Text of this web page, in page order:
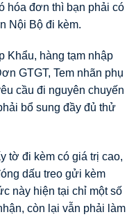
hóa đơn thì bạn phải có
Nội Bộ đi kèm.
Khẩu, hàng tạm nhập
GTGT, Tem nhãn phụ
cầu đi nguyên chuyến
bổ sung đầy đủ thử
tờ đi kèm có giá trị cao,
dấu treo gửi kèm
này hiện tại chỉ một số
còn lại vẫn phải làm